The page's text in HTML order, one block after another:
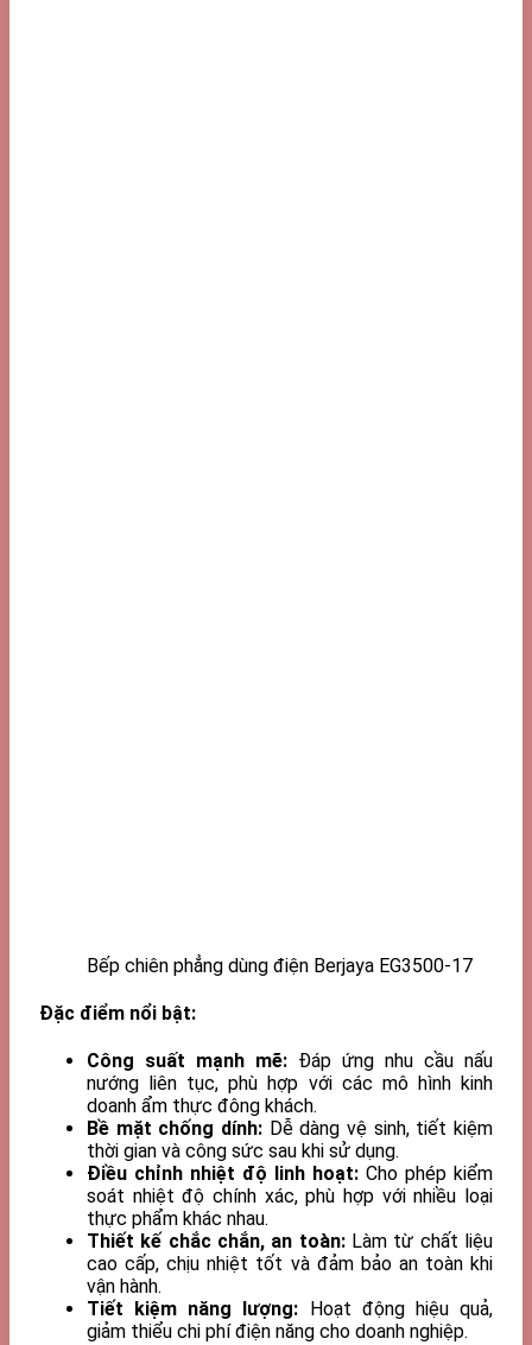
Bếp chiên phẳng dùng điện Berjaya EG3500-17
Đặc điểm nổi bật:
Công suất mạnh mẽ: Đáp ứng nhu cầu nấu
nướng liên tục, phù hợp với các mô hình kinh
doanh ẩm thực đông khách.
Bề mặt chống dính: Dễ dàng vệ sinh, tiết kiệm
thời gian và công sức sau khi sử dụng.
Điều chỉnh nhiệt độ linh hoạt: Cho phép kiểm
soát nhiệt độ chính xác, phù hợp với nhiều loại
thực phẩm khác nhau.
Thiết kế chắc chắn, an toàn:Làm từ chất liệu
cao cấp, chịu nhiệt tốt và đảm bảo an toàn khi
vận hành.
Tiết kiệm năng lượng: Hoạt động hiệu quả,
giảm thiểu chi phí điện năng cho doanh nghiệp.